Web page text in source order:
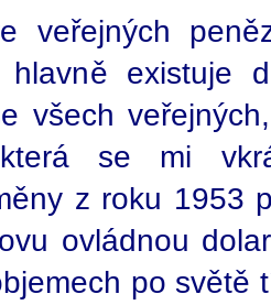
veřejných
existuje
všech
se mi
z roku 1953
ovládnou
po světě